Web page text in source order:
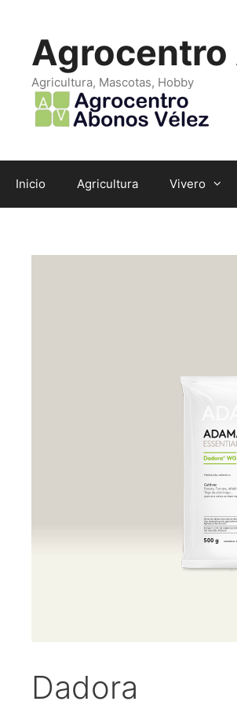
contenidoAgrocentro
Agricultura, Mascotas, Hobby
Inicio Agricultura Vivero
Dadora